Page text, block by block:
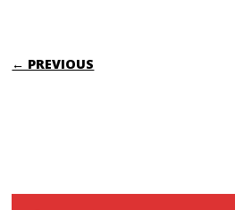
POST NAVIGATION
← PREVIOUS